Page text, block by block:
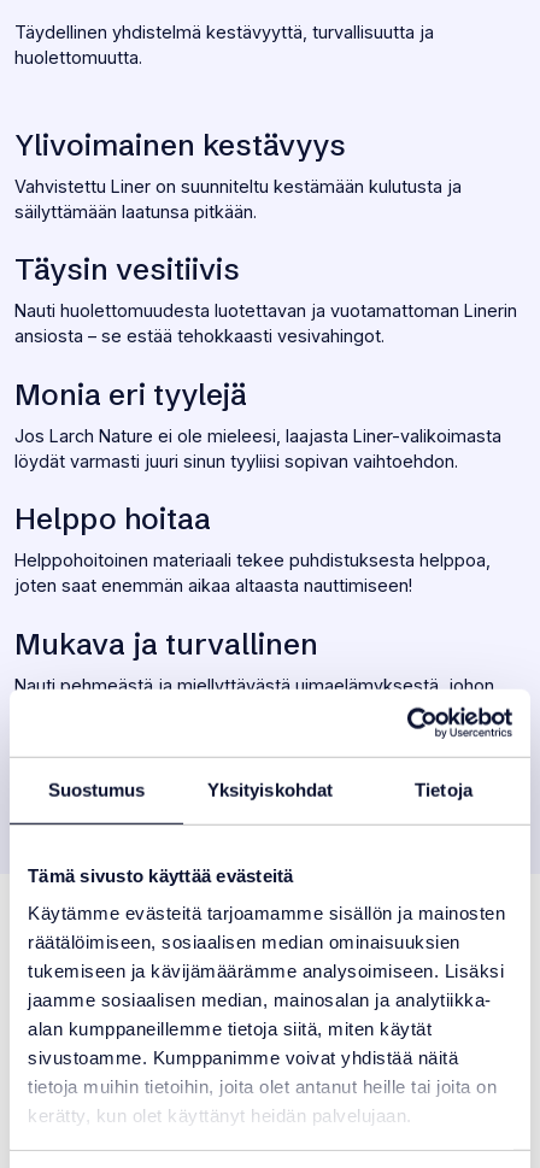
Suostumus Yksityiskohdat Tietoja
Tämä sivusto käyttää evästeitä
Käytämme evästeitä tarjoamamme sisällön ja mainosten
räätälöimiseen, sosiaalisen median ominaisuuksien
tukemiseen ja kävijämäärämme analysoimiseen. Lisäksi
jaamme sosiaalisen median, mainosalan ja analytiikka-
alan kumppaneillemme tietoja siitä, miten käytät
sivustoamme. Kumppanimme voivat yhdistää näitä
tietoja muihin tietoihin, joita olet antanut heille tai joita on
kerätty, kun olet käyttänyt heidän palvelujaan.
Täydellinen yhdistelmä kestävyyttä, turvallisuutta ja
huolettomuutta.
Ylivoimainen kestävyys
Vahvistettu Liner on suunniteltu kestämään kulutusta ja
säilyttämään laatunsa pitkään.
Täysin vesitiivis
Nauti huolettomuudesta luotettavan ja vuotamattoman Linerin
ansiosta – se estää tehokkaasti vesivahingot.
Monia eri tyylejä
Jos Larch Nature ei ole mieleesi, laajasta Liner-valikoimasta
löydät varmasti juuri sinun tyyliisi sopivan vaihtoehdon.
Helppo hoitaa
Helppohoitoinen materiaali tekee puhdistuksesta helppoa,
joten saat enemmän aikaa altaasta nauttimiseen!
Mukava ja turvallinen
Nauti pehmeästä ja miellyttävästä uimaelämyksestä, johon
Asiantunteva asennus
Pool4You Liner -
tuotevastaava
Joonas Elomaa
Myyntipäällikkö (Helsinki)
+358 (0)10 5058 6029
joonas.elomaa@pool4you.fi